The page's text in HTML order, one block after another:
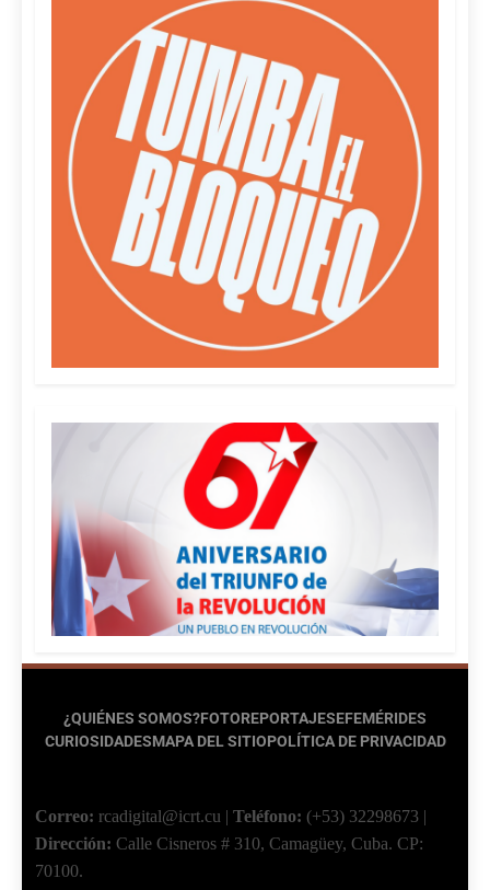
¿QUIÉNES SOMOS?FOTOREPORTAJESEFEMÉRIDES
CURIOSIDADESMAPA DEL SITIOPOLÍTICA DE PRIVACIDAD
Correo: rcadigital@icrt.cu | Teléfono: (+53) 32298673 |
Dirección: Calle Cisneros # 310, Camagüey, Cuba. CP:
70100.